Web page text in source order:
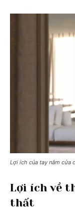
Lợi ích của tay nắm cửa
Lợi ích về
thất